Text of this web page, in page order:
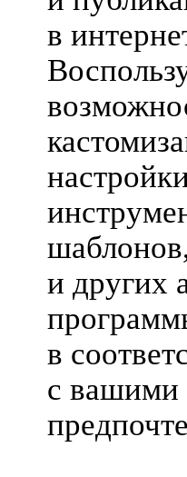
в
и других
в
с вашими